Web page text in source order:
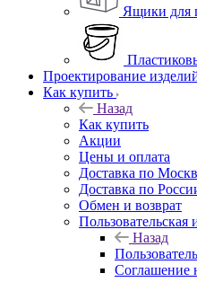
Ящики для
Проектирование
Как купить
Назад
Как купить
Акции
Цены и оплата
Доставка по
Доставка по
Обмен и возврат
Назад
Соглашение